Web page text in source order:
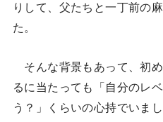
りして、父たちと一丁前の
た。
そんな背景もあって、初
るに当たっても「自分のレ
う？」くらいの心持でいまし